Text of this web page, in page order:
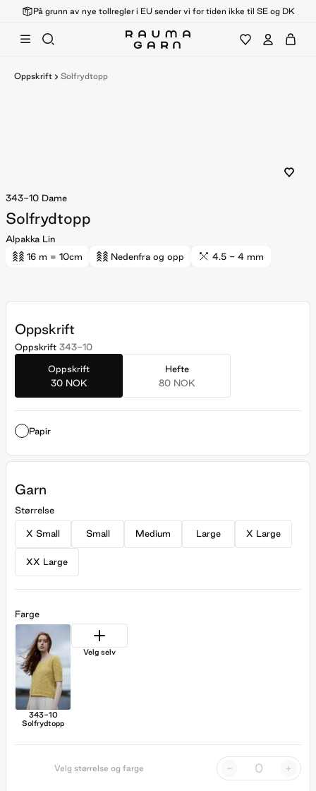
På grunn av nye tollregler i EU sender vi for tiden ikke til SE og DK
Oppskrift Solfrydtopp
343-10 Dame
Solfrydtopp
Alpakka Lin
16 m = 10cm Nedenfra og opp 4.5 - 4 mm
Oppskrift
Oppskrift 343-10
Oppskrift
30 NOK
Hefte
80 NOK
Papir
Garn
Størrelse
X Small Small Medium Large X Large
XX Large
Farge
343-10
Solfrydtopp
Velg selv
Velg størrelse og farge - +